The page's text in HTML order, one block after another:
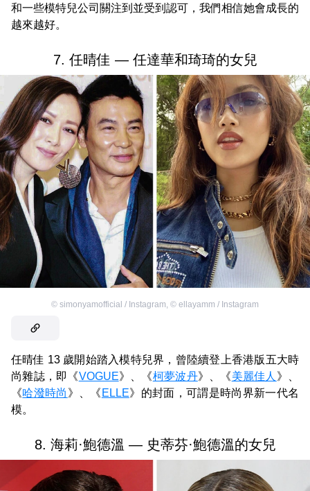
和一些模特兒公司關注到並受到認可，我們相信她會成長的
越來越好。
7. 任晴佳 — 任達華和琦琦的女兒
© simonyamofficial / Instagram, © ellayamm / Instagram
任晴佳 13 歲開始踏入模特兒界，曾陸續登上香港版五大時
尚雜誌，即《VOGUE》、《柯夢波丹》、《美麗佳人 》、
《哈潑時尚 》、《 ELLE》的封面，可謂是時尚界新一代名
模。
8. 海莉·鮑德溫 — 史蒂芬·鮑德溫的女兒